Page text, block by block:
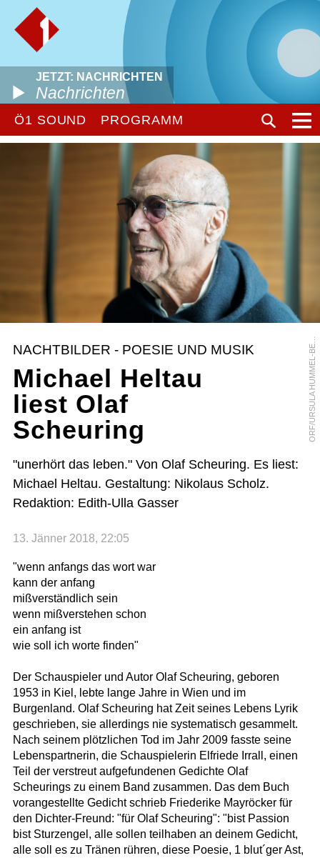
JETZT: NACHRICHTEN
Nachrichten
Ö1 SOUND PROGRAMM
O
R
F
/
U
R
S
U
L
A
H
U
M
M
E
L
-
B
E
R
G
E
R
NACHTBILDER - POESIE UND MUSIK
Michael Heltau
liest Olaf
Scheuring
"unerhört das leben." Von Olaf Scheuring. Es liest:
Michael Heltau. Gestaltung: Nikolaus Scholz.
Redaktion: Edith-Ulla Gasser
13. Jänner 2018, 22:05
"wenn anfangs das wort war
kann der anfang
mißverständlich sein
wenn mißverstehen schon
ein anfang ist
wie soll ich worte finden"
Der Schauspieler und Autor Olaf Scheuring, geboren
1953 in Kiel, lebte lange Jahre in Wien und im
Burgenland. Olaf Scheuring hat Zeit seines Lebens Lyrik
geschrieben, sie allerdings nie systematisch gesammelt.
Nach seinem plötzlichen Tod im Jahr 2009 fasste seine
Lebenspartnerin, die Schauspielerin Elfriede Irrall, einen
Teil der verstreut aufgefundenen Gedichte Olaf
Scheurings zu einem Band zusammen. Das dem Buch
vorangestellte Gedicht schrieb Friederike Mayröcker für
den Dichter-Freund: "für Olaf Scheuring": "bist Passion
bist Sturzengel, alle sollen teilhaben an deinem Gedicht,
alle soll es zu Tränen rühren, diese Poesie, 1 blut´ger Ast,